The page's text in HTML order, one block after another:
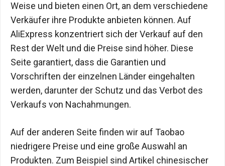
Weise und bieten einen Ort, an dem verschiedene
Verkäufer ihre Produkte anbieten können. Auf
AliExpress konzentriert sich der Verkauf auf den
Rest der Welt und die Preise sind höher. Diese
Seite garantiert, dass die Garantien und
Vorschriften der einzelnen Länder eingehalten
werden, darunter der Schutz und das Verbot des
Verkaufs von Nachahmungen.
Auf der anderen Seite finden wir auf Taobao
niedrigere Preise und eine große Auswahl an
Produkten. Zum Beispiel sind Artikel chinesischer